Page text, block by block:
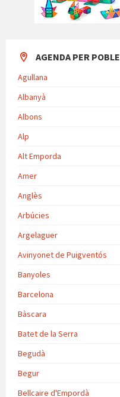
AGENDA PER POBLE
Agullana
Albanyà
Albons
Alp
Alt Emporda
Amer
Anglès
Arbúcies
Argelaguer
Avinyonet de Puigventós
Banyoles
Barcelona
Bàscara
Batet de la Serra
Begudà
Begur
Bellcaire d'Empordà